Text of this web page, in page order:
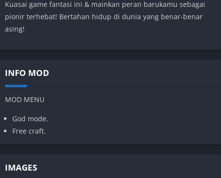
Kuasai game fantasi ini & mainkan peran barukamu sebagai
pionir terhebat! Bertahan hidup di dunia yang benar-benar
asing!
INFO MOD
MOD MENU
God mode.
Free craft.
IMAGES